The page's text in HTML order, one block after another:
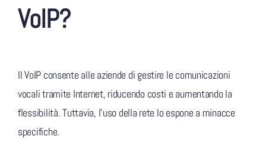
VoIP?
Il VoIP consente alle aziende di gestire le comunicazioni
vocali tramite Internet, riducendo costi e aumentando la
flessibilità. Tuttavia, l’uso della rete lo espone a minacce
specifiche.